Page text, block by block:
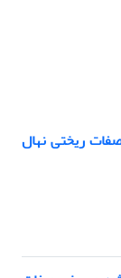
ریختی نهال